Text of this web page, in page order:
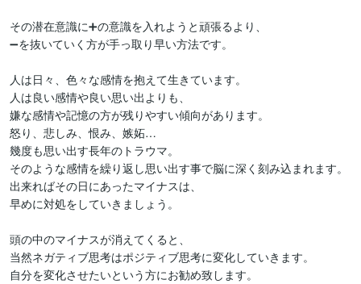
その潜在意識に➕の意識を入れようと頑張るより、
➖を抜いていく方が手っ取り早い方法です。
人は日々、色々な感情を抱えて生きています。
人は良い感情や良い思い出よりも、
嫌な感情や記憶の方が残りやすい傾向があります。
怒り、悲しみ、恨み、嫉妬…
幾度も思い出す長年のトラウマ。
そのような感情を繰り返し思い出す事で脳に深く刻み込まれます。
出来ればその日にあったマイナスは、
早めに対処をしていきましょう。
頭の中のマイナスが消えてくると、
当然ネガティブ思考はポジティブ思考に変化していきます。
自分を変化させたいという方にお勧め致します。